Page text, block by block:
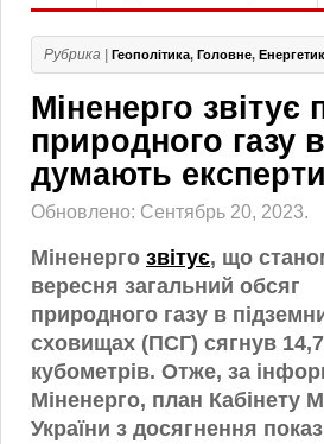
Рубрика | Геополітика, Головне,
Міненерго звітує
природного газу
думають експерти
Обновлено: Сентябрь 20, 2023.
Міненерго звітує, що
вересня загальний обсяг
природного газу в
сховищах (ПСГ) сягнув
кубометрів. Отже, за
Міненерго, план Кабінету
України з досягнення